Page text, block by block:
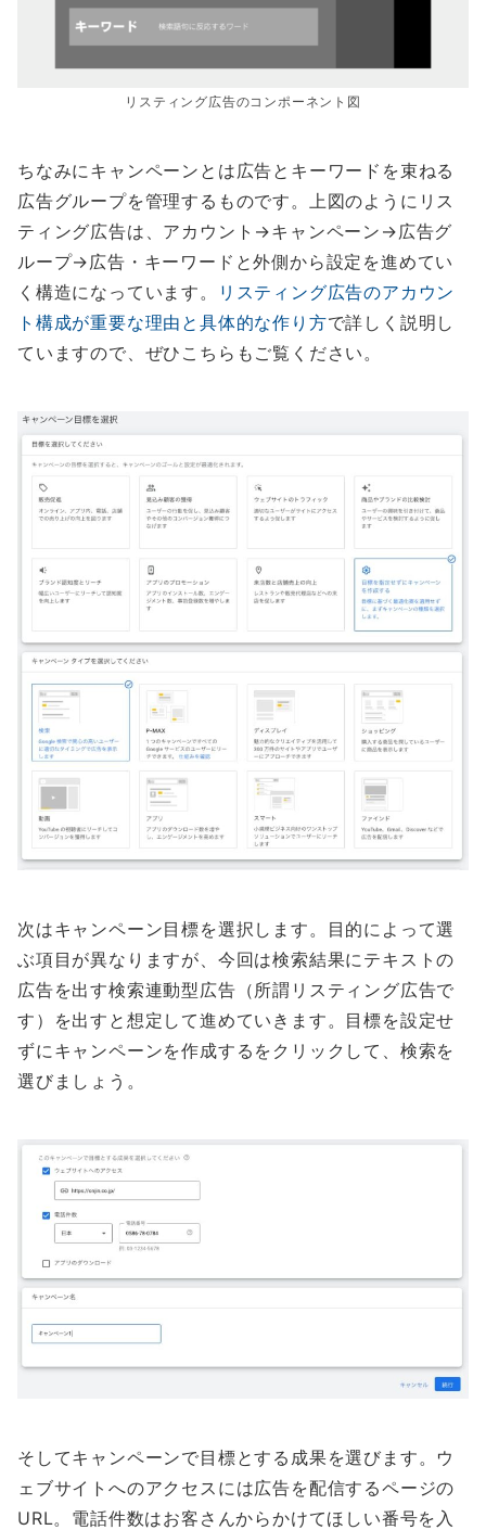
リスティング広告のコンポーネント図
ちなみにキャンペーンとは広告とキーワードを束ねる
広告グループを管理するものです。上図のようにリス
ティング広告は、アカウント→キャンペーン→広告グ
ループ→広告・キーワードと外側から設定を進めてい
く構造になっています。
リスティング広告のアカウン
ト構成が重要な理由と具体的な作り方で詳しく説明し
ていますので、ぜひこちらもご覧ください。
次はキャンペーン目標を選択します。目的によって選
ぶ項目が異なりますが、今回は検索結果にテキストの
広告を出す検索連動型広告（所謂リスティング広告で
す）を出すと想定して進めていきます。目標を設定せ
ずにキャンペーンを作成するをクリックして、検索を
選びましょう。
そしてキャンペーンで目標とする成果を選びます。ウ
ェブサイトへのアクセスには広告を配信するページの
URL。電話件数はお客さんからかけてほしい番号を入